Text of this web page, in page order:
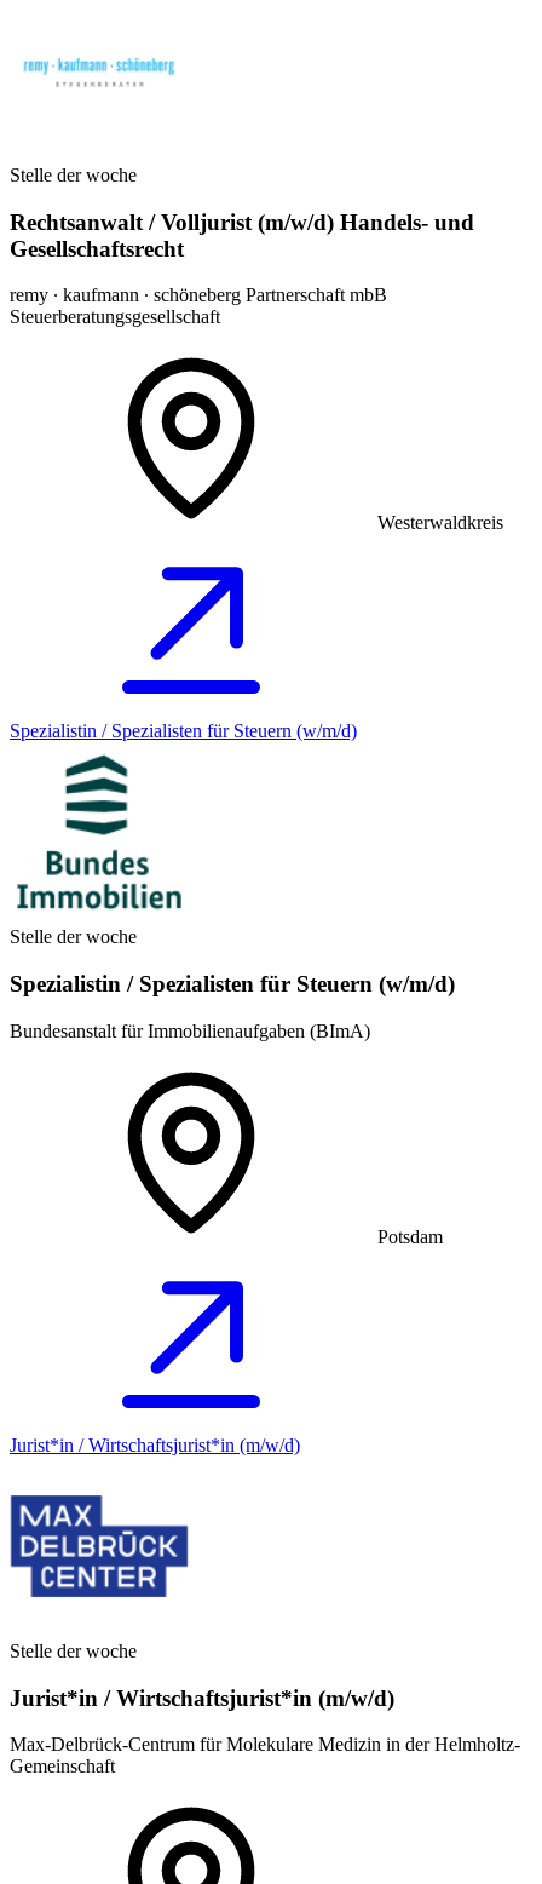
Stelle der woche
Rechtsanwalt / Volljurist (m/w/d) Handels- und
Gesellschaftsrecht
remy ∙ kaufmann ∙ schöneberg Partnerschaft mbB
Steuerberatungsgesellschaft
Westerwaldkreis
Spezialistin / Spezialisten für Steuern (w/m/d)
Stelle der woche
Spezialistin / Spezialisten für Steuern (w/m/d)
Bundesanstalt für Immobilienaufgaben (BImA)
Potsdam
Jurist*in / Wirtschafts­jurist*in (m/w/d)
Stelle der woche
Jurist*in / Wirtschafts­jurist*in (m/w/d)
Max-Delbrück-Centrum für Molekulare Medizin in der Helmholtz-
Gemeinschaft